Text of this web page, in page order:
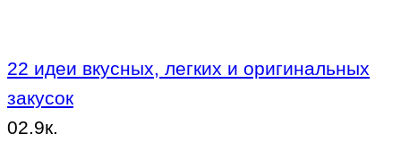
22 идеи вкусных, легких и оригинальных
закусок
02.9к.